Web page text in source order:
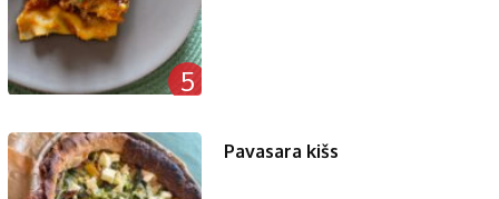
5
Pavasara kišs